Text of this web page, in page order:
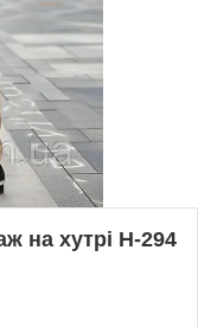
на хутрі Н-294